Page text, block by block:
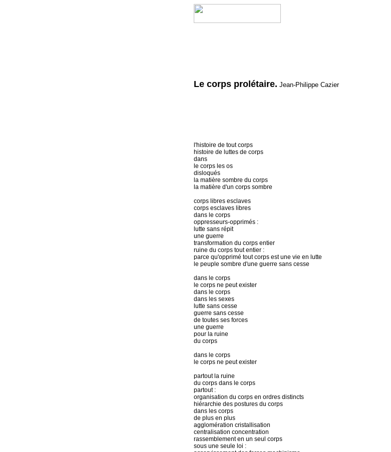
Le corps prolétaire. Jean-Philippe Cazier
l'histoire de tout corps
histoire de luttes de corps
dans
le corps les os
disloqués
la matière sombre du corps
la matière d'un corps sombre
corps libres esclaves
corps esclaves libres
dans le corps
oppresseurs-opprimés :
lutte sans répit
une guerre
transformation du corps entier
ruine du corps tout entier :
parce qu'opprimé tout corps est une vie en lutte
le peuple sombre d'une guerre sans cesse
dans le corps
le corps ne peut exister
dans le corps
dans les sexes
lutte sans cesse
guerre sans cesse
de toutes ses forces
une guerre
pour la ruine
du corps
dans le corps
le corps ne peut exister
partout la ruine
du corps dans le corps
partout :
organisation du corps en ordres distincts
hiérarchie des postures du corps
dans les corps
de plus en plus
agglomération cristallisation
centralisation concentration
rassemblement en un seul corps
sous une seule loi :